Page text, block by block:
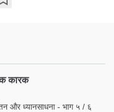
कारक
और ध्यानसाधना - भाग ५ / ६